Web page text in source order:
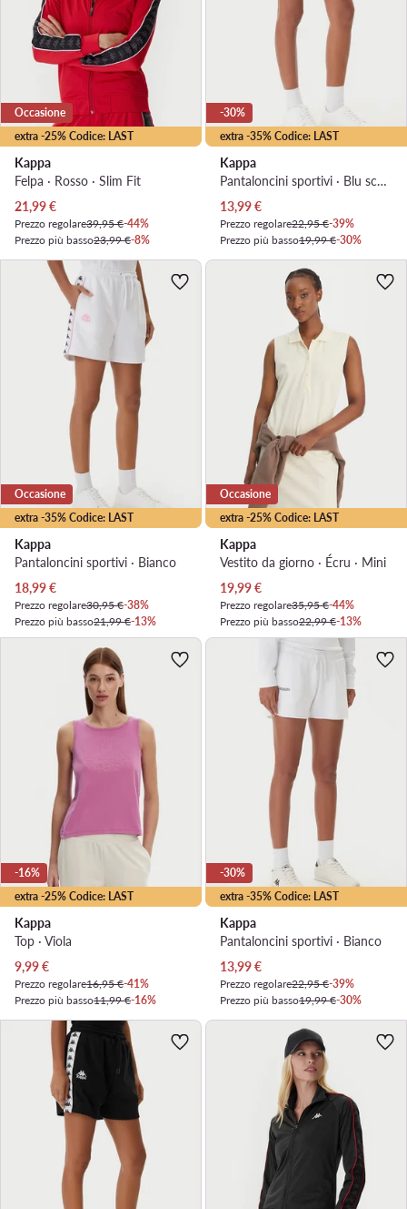
extra -25% Codice: LAST
Occasione
Kappa
Felpa · Rosso · Slim Fit
Prezzo attuale
21,99€
Prezzo regolare39,95 €-44%
Prezzo più basso23,99 €-8%
extra -35% Codice: LAST
-30%
Kappa
Pantaloncini sportivi · Blu scuro
Prezzo attuale
13,99€
Prezzo regolare22,95 €-39%
Prezzo più basso19,99 €-30%
extra -35% Codice: LAST
Occasione
Kappa
Pantaloncini sportivi · Bianco
Prezzo attuale
18,99€
Prezzo regolare30,95 €-38%
Prezzo più basso21,99 €-13%
extra -25% Codice: LAST
Occasione
Kappa
Vestito da giorno · Écru · Mini
Prezzo attuale
19,99€
Prezzo regolare35,95 €-44%
Prezzo più basso22,99 €-13%
extra -25% Codice: LAST
-16%
Kappa
Top · Viola
Prezzo attuale
9,99€
Prezzo regolare16,95 €-41%
Prezzo più basso11,99 €-16%
extra -35% Codice: LAST
-30%
Kappa
Pantaloncini sportivi · Bianco
Prezzo attuale
13,99€
Prezzo regolare22,95 €-39%
Prezzo più basso19,99 €-30%